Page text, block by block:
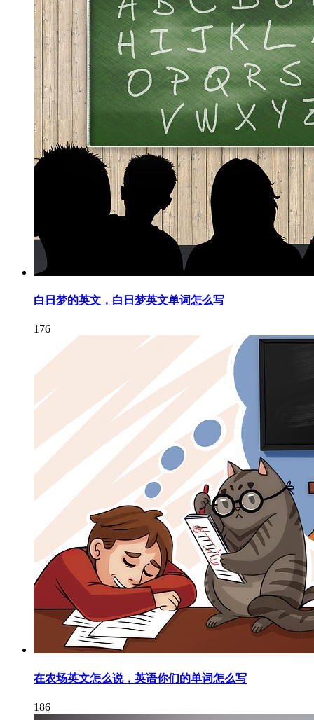
白日梦的英文，白日梦英文单词怎么写
176
在农场英文怎么说，英语你们的单词怎么写
186